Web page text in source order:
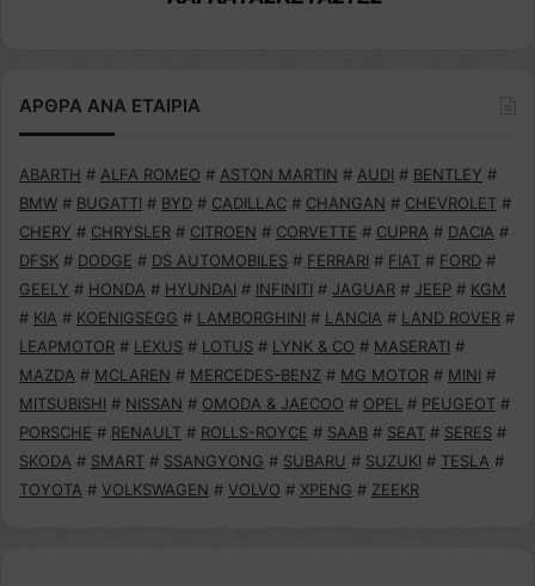
ΑΡΘΡΑ ΑΝΑ ΕΤΑΙΡΙΑ
ABARTH # ALFA ROMEO # ASTON MARTIN # AUDI # BENTLEY #
BMW # BUGATTI # BYD # CADILLAC # CHANGAN # CHEVROLET #
CHERY # CHRYSLER # CITROEN # CORVETTE # CUPRA # DACIA #
DFSK # DODGE # DS AUTOMOBILES # FERRARI # FIAT # FORD #
GEELY # HONDA # HYUNDAI # INFINITI # JAGUAR # JEEP # KGM
# KIA # KOENIGSEGG # LAMBORGHINI # LANCIA # LAND ROVER #
LEAPMOTOR # LEXUS # LOTUS # LYNK & CO # MASERATI #
MAZDA # MCLAREN # MERCEDES-BENZ # MG MOTOR # MINI #
MITSUBISHI # NISSAN # OMODA & JAECOO # OPEL # PEUGEOT #
PORSCHE # RENAULT # ROLLS-ROYCE # SAAB # SEAT # SERES #
SKODA # SMART # SSANGYONG # SUBARU # SUZUKI # TESLA #
TOYOTA # VOLKSWAGEN # VOLVO # XPENG # ZEEKR